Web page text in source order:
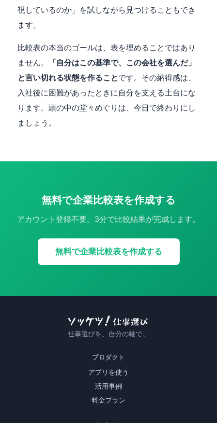
視しているのか」を試しながら見つけることもでき
ます。
比較表の本当のゴールは、表を埋めることではあり
ません。
「自分はこの基準で、この会社を選んだ」
と言い切れる状態を作ることです。その納得感は、
入社後に困難があったときに自分を支える土台にな
ります。頭の中の堂々めぐりは、今日で終わりにし
ましょう。
無料で企業比較表を作成する
アカウント登録不要。3分で比較結果が完成します。
無料で企業比較表を作成する
仕事選びを、自分の軸で。
プロダクト
アプリを使う
活用事例
料金プラン